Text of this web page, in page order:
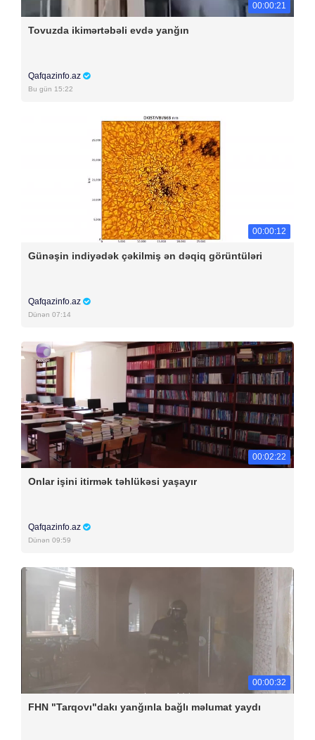
00:00:21
Tovuzda ikimərtəbəli evdə yanğın
Qafqazinfo.az
Bu gün 15:22
00:00:12
Günəşin indiyədək çəkilmiş ən dəqiq görüntüləri
Qafqazinfo.az
Dünən 07:14
00:02:22
Onlar işini itirmək təhlükəsi yaşayır
Qafqazinfo.az
Dünən 09:59
00:00:32
FHN "Tarqovı"dakı yanğınla bağlı məlumat yaydı